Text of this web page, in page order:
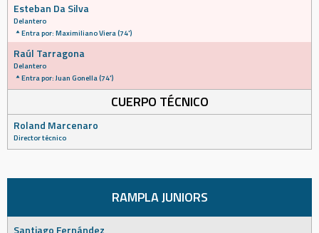
Esteban Da Silva
Delantero
Entra por: Maximiliano Viera (74')
Raúl Tarragona
Delantero
Entra por: Juan Gonella (74')
CUERPO TÉCNICO
Roland Marcenaro
Director técnico
RAMPLA JUNIORS
Santiago Fernández